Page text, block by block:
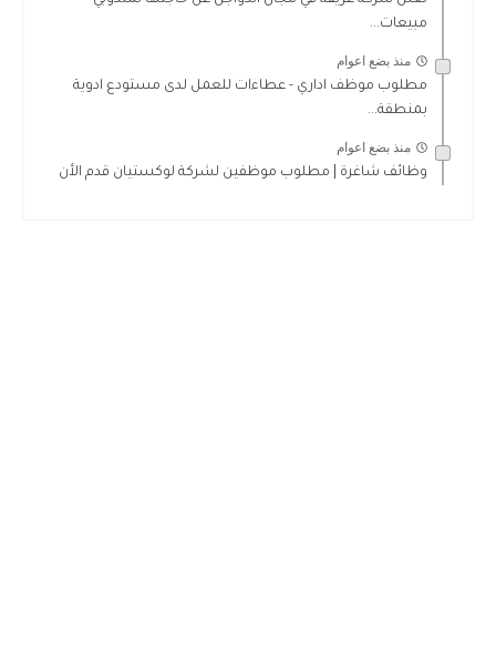
مبيعات...
منذ بضع اعوام
مطلوب موظف اداري - عطاءات للعمل لدى مستودع ادوية
بمنطقة...
منذ بضع اعوام
وظائف شاغرة | مطلوب موظفين لشركة لوكستيان قدم الأن